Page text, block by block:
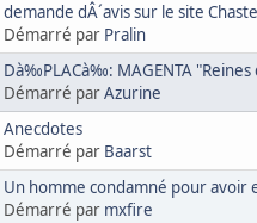
demande dÂ´avis sur le site
Démarré par Pralin
Dà‰PLACà‰: MAGENTA "Reines
Démarré parAzurine
Anecdotes
Démarré par Baarst
Un homme condamné pour avoir
Démarré par mxfire